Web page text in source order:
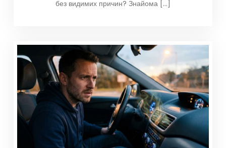
без видимих причин? Знайома […]